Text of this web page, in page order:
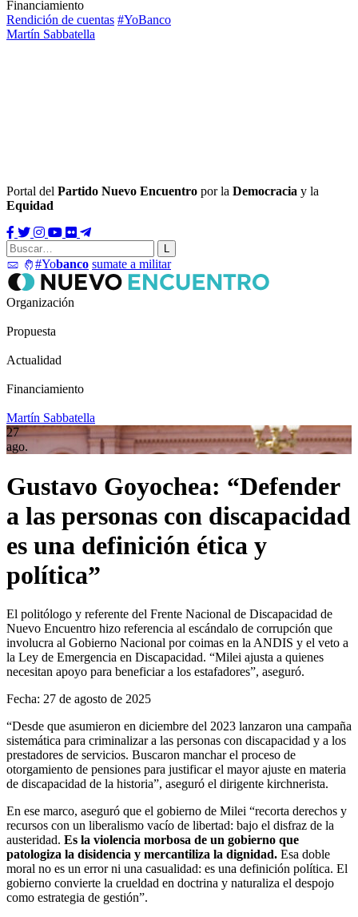
Financiamiento
Rendición de cuentas #YoBanco
Martín Sabbatella
Portal del Partido Nuevo Encuentro por la Democracia y la
Equidad
#Yobanco sumate a militar
Organización
Propuesta
Actualidad
Financiamiento
Martín Sabbatella
27
ago.
Gustavo Goyochea: “Defender
a las personas con discapacidad
es una definición ética y
política”
El politólogo y referente del Frente Nacional de Discapacidad de
Nuevo Encuentro hizo referencia al escándalo de corrupción que
involucra al Gobierno Nacional por coimas en la ANDIS y el veto a
la Ley de Emergencia en Discapacidad. “Milei ajusta a quienes
necesitan apoyo para beneficiar a los estafadores”, aseguró.
Fecha: 27 de agosto de 2025
“Desde que asumieron en diciembre del 2023 lanzaron una campaña
sistemática para criminalizar a las personas con discapacidad y a los
prestadores de servicios. Buscaron manchar el proceso de
otorgamiento de pensiones para justificar el mayor ajuste en materia
de discapacidad de la historia”, aseguró el dirigente kirchnerista.
En ese marco, aseguró que el gobierno de Milei “recorta derechos y
recursos con un liberalismo vacío de libertad: bajo el disfraz de la
austeridad. Es la violencia morbosa de un gobierno que
patologiza la disidencia y mercantiliza la dignidad. Esa doble
moral no es un error ni una casualidad: es una definición política. El
gobierno convierte la crueldad en doctrina y naturaliza el despojo
como estrategia de gestión”.